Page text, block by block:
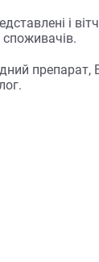
і
препарат,